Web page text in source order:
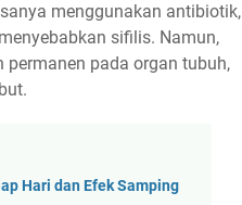
menggunakan antibiotik,
sifilis. Namun,
pada organ tubuh,
Hari dan Efek Samping